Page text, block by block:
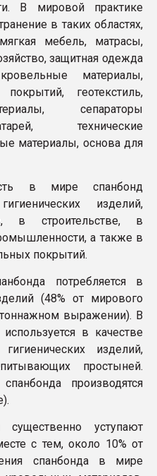
В мировой практике
в таких областях,
мебель, матрасы,
защитная одежда
материалы,
геотекстиль,
сепараторы
технические
материалы, основа для
в мире спанбонд
изделий,
в строительстве, в
а также в
покрытий.
потребляется в
(48% от мирового
выражении). В
в качестве
изделий,
простыней.
производятся
уступают
с тем, около 10% от
спанбонда в мире